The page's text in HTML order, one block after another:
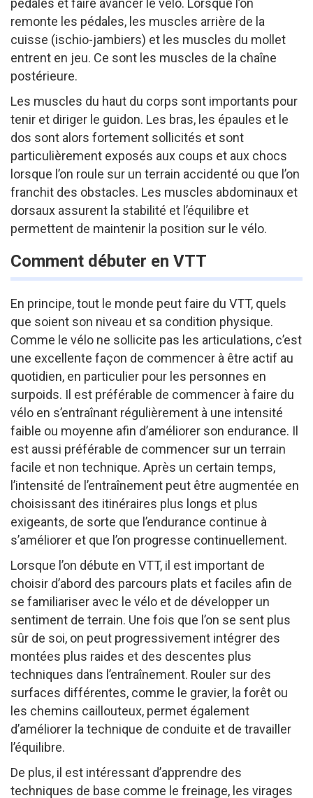
pédales et faire avancer le vélo. Lorsque l’on
remonte les pédales, les muscles arrière de la
cuisse (ischio-jambiers) et les muscles du mollet
entrent en jeu. Ce sont les muscles de la chaîne
postérieure.
Les muscles du haut du corps sont importants pour
tenir et diriger le guidon. Les bras, les épaules et le
dos sont alors fortement sollicités et sont
particulièrement exposés aux coups et aux chocs
lorsque l’on roule sur un terrain accidenté ou que l’on
franchit des obstacles. Les muscles abdominaux et
dorsaux assurent la stabilité et l’équilibre et
permettent de maintenir la position sur le vélo.
Comment débuter en VTT
En principe, tout le monde peut faire du VTT, quels
que soient son niveau et sa condition physique.
Comme le vélo ne sollicite pas les articulations, c’est
une excellente façon de commencer à être actif au
quotidien, en particulier pour les personnes en
surpoids. Il est préférable de commencer à faire du
vélo en s’entraînant régulièrement à une intensité
faible ou moyenne afin d’améliorer son endurance. Il
est aussi préférable de commencer sur un terrain
facile et non technique. Après un certain temps,
l’intensité de l’entraînement peut être augmentée en
choisissant des itinéraires plus longs et plus
exigeants, de sorte que l’endurance continue à
s’améliorer et que l’on progresse continuellement.
Lorsque l’on débute en VTT, il est important de
choisir d’abord des parcours plats et faciles afin de
se familiariser avec le vélo et de développer un
sentiment de terrain. Une fois que l’on se sent plus
sûr de soi, on peut progressivement intégrer des
montées plus raides et des descentes plus
techniques dans l’entraînement. Rouler sur des
surfaces différentes, comme le gravier, la forêt ou
les chemins caillouteux, permet également
d’améliorer la technique de conduite et de travailler
l’équilibre.
De plus, il est intéressant d’apprendre des
techniques de base comme le freinage, les virages